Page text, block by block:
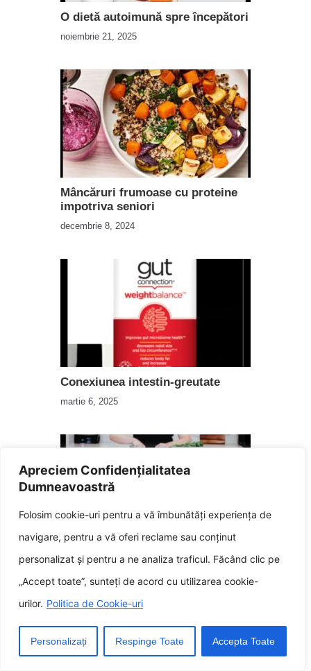
Apreciem Confidențialitatea
Dumneavoastră
Folosim cookie-uri pentru a vă îmbunătăți experiența de
navigare, pentru a vă oferi reclame sau conținut
personalizat și pentru a ne analiza traficul. Făcând clic pe
„Accept toate”, sunteți de acord cu utilizarea cookie-
urilor. Politica de Cookie-uri
Personalizați Respinge Toate Accepta Toate
O dietă autoimună spre începători
noiembrie 21, 2025
Mâncăruri frumoase cu proteine ​​
impotriva seniori
decembrie 8, 2024
Conexiunea intestin-greutate
martie 6, 2025
7 trai impotriva a reveni mai
decembrie 8, 2024